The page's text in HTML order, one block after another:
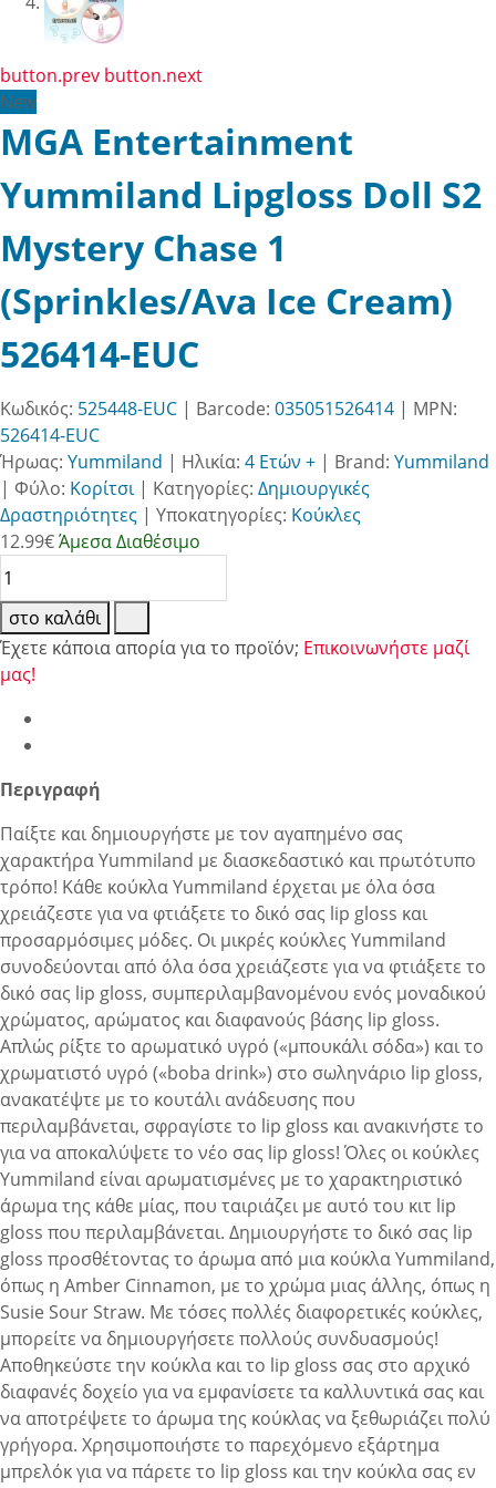
button.prev button.next
New
MGA Entertainment
Yummiland Lipgloss Doll S2
Mystery Chase 1
(Sprinkles/Ava Ice Cream)
526414-EUC
Κωδικός: 525448-EUC | Barcode: 035051526414 | MPN:
526414-EUC
Ήρωας: Yummiland | Ηλικία: 4 Ετών + | Brand: Yummiland
| Φύλο: Κορίτσι| Κατηγορίες: Δημιουργικές
Δραστηριότητες | Υποκατηγορίες: Κούκλες
12.99€Άμεσα Διαθέσιμο
στο καλάθι
Έχετε κάποια απορία για το προϊόν; Επικοινωνήστε μαζί
μας!
Περιγραφή
Παίξτε και δημιουργήστε με τον αγαπημένο σας
χαρακτήρα Yummiland με διασκεδαστικό και πρωτότυπο
τρόπο! Κάθε κούκλα Yummiland έρχεται με όλα όσα
χρειάζεστε για να φτιάξετε το δικό σας lip gloss και
προσαρμόσιμες μόδες. Οι μικρές κούκλες Yummiland
συνοδεύονται από όλα όσα χρειάζεστε για να φτιάξετε το
δικό σας lip gloss, συμπεριλαμβανομένου ενός μοναδικού
χρώματος, αρώματος και διαφανούς βάσης lip gloss.
Απλώς ρίξτε το αρωματικό υγρό («μπουκάλι σόδα») και το
χρωματιστό υγρό («boba drink») στο σωληνάριο lip gloss,
ανακατέψτε με το κουτάλι ανάδευσης που
περιλαμβάνεται, σφραγίστε το lip gloss και ανακινήστε το
για να αποκαλύψετε το νέο σας lip gloss! Όλες οι κούκλες
Yummiland είναι αρωματισμένες με το χαρακτηριστικό
άρωμα της κάθε μίας, που ταιριάζει με αυτό του κιτ lip
gloss που περιλαμβάνεται. Δημιουργήστε το δικό σας lip
gloss προσθέτοντας το άρωμα από μια κούκλα Yummiland,
όπως η Amber Cinnamon, με το χρώμα μιας άλλης, όπως η
Susie Sour Straw. Με τόσες πολλές διαφορετικές κούκλες,
μπορείτε να δημιουργήσετε πολλούς συνδυασμούς!
Αποθηκεύστε την κούκλα και το lip gloss σας στο αρχικό
διαφανές δοχείο για να εμφανίσετε τα καλλυντικά σας και
να αποτρέψετε το άρωμα της κούκλας να ξεθωριάζει πολύ
γρήγορα. Χρησιμοποιήστε το παρεχόμενο εξάρτημα
μπρελόκ για να πάρετε το lip gloss και την κούκλα σας εν